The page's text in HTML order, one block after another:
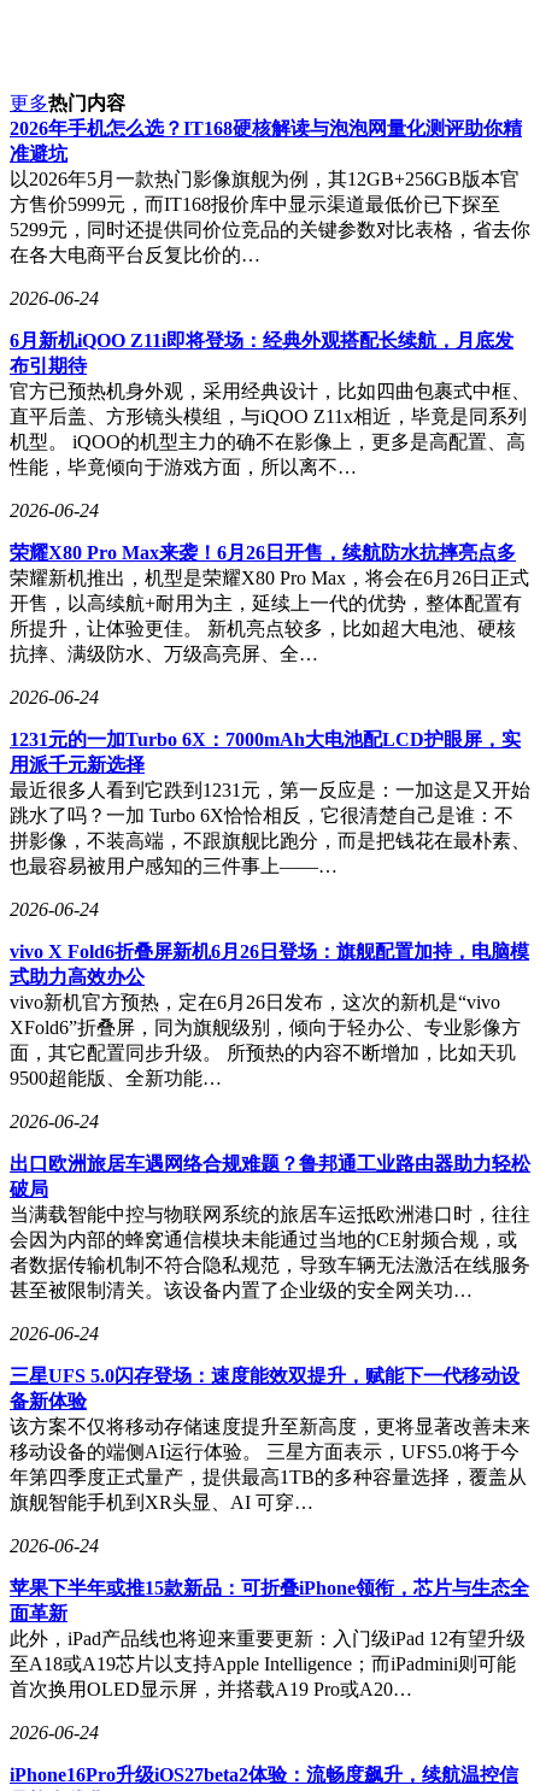
更多热门内容
2026年手机怎么选？IT168硬核解读与泡泡网量化测评助你精
准避坑
以2026年5月一款热门影像旗舰为例，其12GB+256GB版本官
方售价5999元，而IT168报价库中显示渠道最低价已下探至
5299元，同时还提供同价位竞品的关键参数对比表格，省去你
在各大电商平台反复比价的…
2026-06-24
6月新机iQOO Z11i即将登场：经典外观搭配长续航，月底发
布引期待
官方已预热机身外观，采用经典设计，比如四曲包裹式中框、
直平后盖、方形镜头模组，与iQOO Z11x相近，毕竟是同系列
机型。 iQOO的机型主力的确不在影像上，更多是高配置、高
性能，毕竟倾向于游戏方面，所以离不…
2026-06-24
荣耀X80 Pro Max来袭！6月26日开售，续航防水抗摔亮点多
荣耀新机推出，机型是荣耀X80 Pro Max，将会在6月26日正式
开售，以高续航+耐用为主，延续上一代的优势，整体配置有
所提升，让体验更佳。 新机亮点较多，比如超大电池、硬核
抗摔、满级防水、万级高亮屏、全…
2026-06-24
1231元的一加Turbo 6X：7000mAh大电池配LCD护眼屏，实
用派千元新选择
最近很多人看到它跌到1231元，第一反应是：一加这是又开始
跳水了吗？一加 Turbo 6X恰恰相反，它很清楚自己是谁：不
拼影像，不装高端，不跟旗舰比跑分，而是把钱花在最朴素、
也最容易被用户感知的三件事上——…
2026-06-24
vivo X Fold6折叠屏新机6月26日登场：旗舰配置加持，电脑模
式助力高效办公
vivo新机官方预热，定在6月26日发布，这次的新机是“vivo
XFold6”折叠屏，同为旗舰级别，倾向于轻办公、专业影像方
面，其它配置同步升级。 所预热的内容不断增加，比如天玑
9500超能版、全新功能…
2026-06-24
出口欧洲旅居车遇网络合规难题？鲁邦通工业路由器助力轻松
破局
当满载智能中控与物联网系统的旅居车运抵欧洲港口时，往往
会因为内部的蜂窝通信模块未能通过当地的CE射频合规，或
者数据传输机制不符合隐私规范，导致车辆无法激活在线服务
甚至被限制清关。该设备内置了企业级的安全网关功…
2026-06-24
三星UFS 5.0闪存登场：速度能效双提升，赋能下一代移动设
备新体验
该方案不仅将移动存储速度提升至新高度，更将显著改善未来
移动设备的端侧AI运行体验。 三星方面表示，UFS5.0将于今
年第四季度正式量产，提供最高1TB的多种容量选择，覆盖从
旗舰智能手机到XR头显、AI 可穿…
2026-06-24
苹果下半年或推15款新品：可折叠iPhone领衔，芯片与生态全
面革新
此外，iPad产品线也将迎来重要更新：入门级iPad 12有望升级
至A18或A19芯片以支持Apple Intelligence；而iPadmini则可能
首次换用OLED显示屏，并搭载A19 Pro或A20…
2026-06-24
iPhone16Pro升级iOS27beta2体验：流畅度飙升，续航温控信